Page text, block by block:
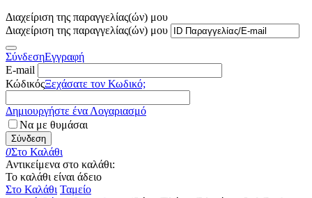
Διαχείριση της παραγγελίας(ών) μου
Διαχείριση της παραγγελίας(ών) μου
ΣύνδεσηΕγγραφή
E-mail
ΚώδικόςΞεχάσατε τον Κωδικό;
Δημιουργήστε ένα Λογαριασμό
Να με θυμάσαι
Σύνδεση
0Στο Καλάθι
Αντικείμενα στο καλάθι:
Το καλάθι είναι άδειο
Στο Καλάθι Ταμείο